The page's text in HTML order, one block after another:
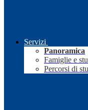
Servizi
Panoramica
Famiglie e
Percorsi di